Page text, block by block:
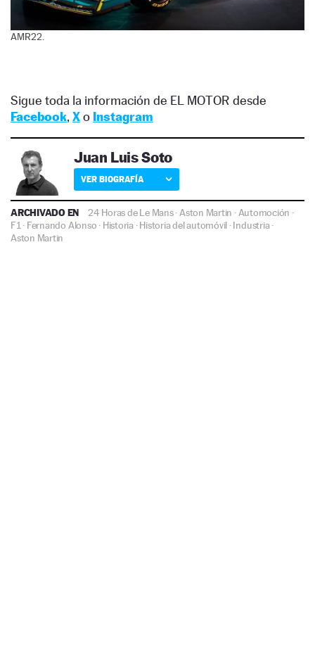
AMR22.
Sigue toda la información de EL MOTOR desde
Facebook, Xo Instagram
Juan Luis Soto
VER BIOGRAFÍA
ARCHIVADO EN 24 Horas de Le Mans· Aston Martin · Automoción ·
F1 · Fernando Alonso · Historia·Historia del automóvil ·Industria·
Aston Martin